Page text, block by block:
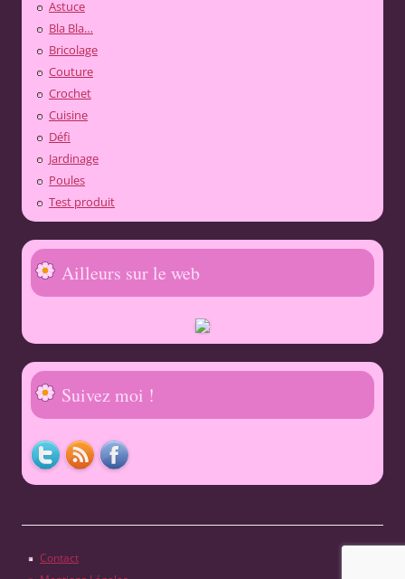
Astuce
Bla Bla…
Bricolage
Couture
Crochet
Cuisine
Défi
Jardinage
Poules
Test produit
Ailleurs sur le web
Suivez moi !
Contact